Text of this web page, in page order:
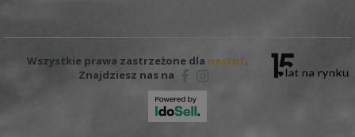
Wszystkie prawa zastrzeżone dla nestof.
Znajdziesz nas na